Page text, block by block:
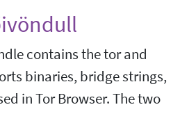
contains the tor and
binaries, bridge strings,
in Tor Browser. The two